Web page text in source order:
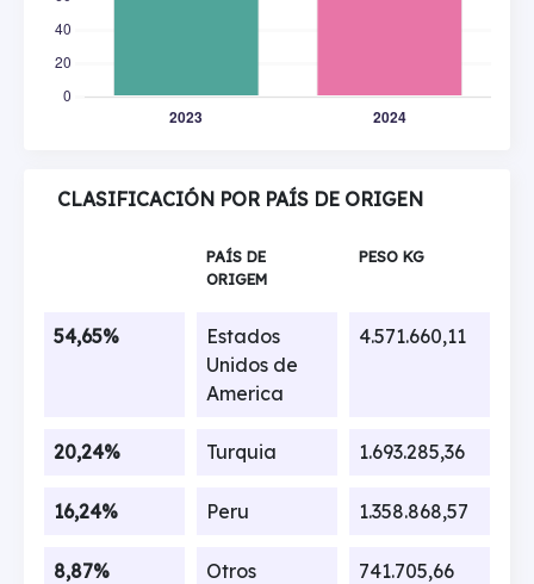
CLASIFICACIÓN POR PAÍS DE ORIGEN
PAÍS DE
ORIGEM
PESO KG
54,65%
Estados
Unidos de
America
4.571.660,11
20,24% Turquia 1.693.285,36
16,24% Peru 1.358.868,57
8,87% Otros 741.705,66